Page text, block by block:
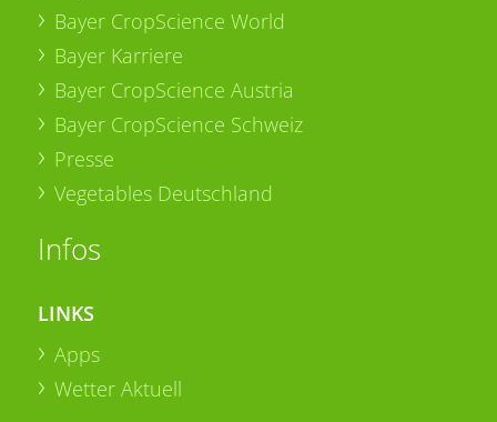
Bayer CropScience World
Bayer Karriere
Bayer CropScience Austria
Bayer CropScience Schweiz
Presse
Vegetables Deutschland
Infos
LINKS
Apps
Wetter Aktuell